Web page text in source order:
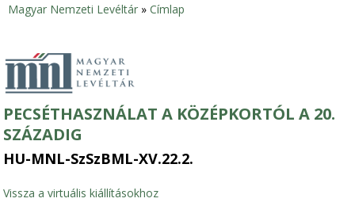
Jelenlegi
hely
Magyar Nemzeti Levéltár » Címlap
PECSÉTHASZNÁLAT A KÖZÉPKORTÓL A 20.
SZÁZADIG
HU-MNL-SzSzBML-XV.22.2.
Vissza a virtuális kiállításokhoz